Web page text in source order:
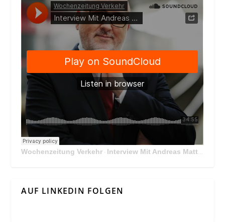
Wochenzeitung Verkehr · Interview Mit Andreas Matthä, CEO der ÖBB Holding
AUF LINKEDIN FOLGEN